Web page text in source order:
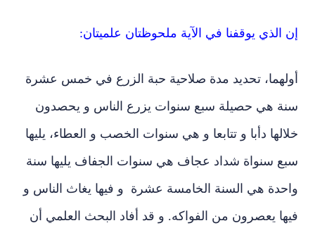
الذي يوقفنا في الآية ملحوظتان علميتان:
تحديد مدة صلاحية حبة الزرع في خمس عشرة
هي حصيلة سبع سنوات يزرع الناس و يحصدون
دأبا و تتابعا و هي سنوات الخصب و العطاء، يليها
سنواة شداد عجاف هي سنوات الجفاف يليها سنة
هي السنة الخامسة عشرة و فيها يغاث الناس و
يعصرون من الفواكه. و قد أفاد البحث العلمي أن